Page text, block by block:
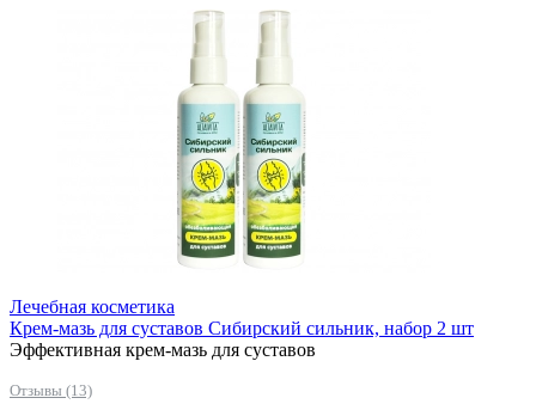
Лечебная косметика
Крем-мазь для суставов Сибирский сильник, набор 2 шт
Эффективная крем-мазь для суставов
Отзывы (13)